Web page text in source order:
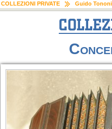
COLLEZIONI PRIVATE Guido Tononi